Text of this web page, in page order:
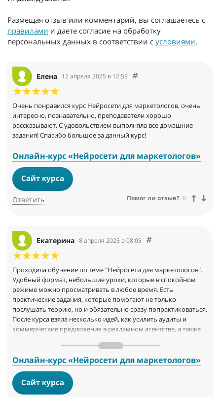
Размещая отзыв или комментарий, вы соглашаетесь с
правилами и даете согласие на обработку
персональных данных в соответствии с условиями.
Елена 12 апреля 2025 в 12:59
Очень понравился курс Нейросети для маркетологов, очень
интересно, познавательно, преподаватели хорошо
рассказывают. С удовольствием выполняла все домашние
задания! Спасибо большое за данный курс!
Онлайн-курс «Нейросети для маркетологов»
Сайт курса
Ответить Помог ли отзыв? 0
Екатерина 8 апреля 2025 в 08:05
Проходила обучение по теме "Нейросети для маркетологов".
Удобный формат, небольшие уроки, которые в спокойном
режиме можно просматривать в любое время. Есть
практические задания, которые помогают не только
послушать теорию, но и обязательно сразу попрактиковаться.
После курса взяла несколько идей, как усилить аудиты и
коммерческие предложения в рекламном агентстве, а также
для видео, написание отзывов
Онлайн-курс «Нейросети для маркетологов»
Сайт курса